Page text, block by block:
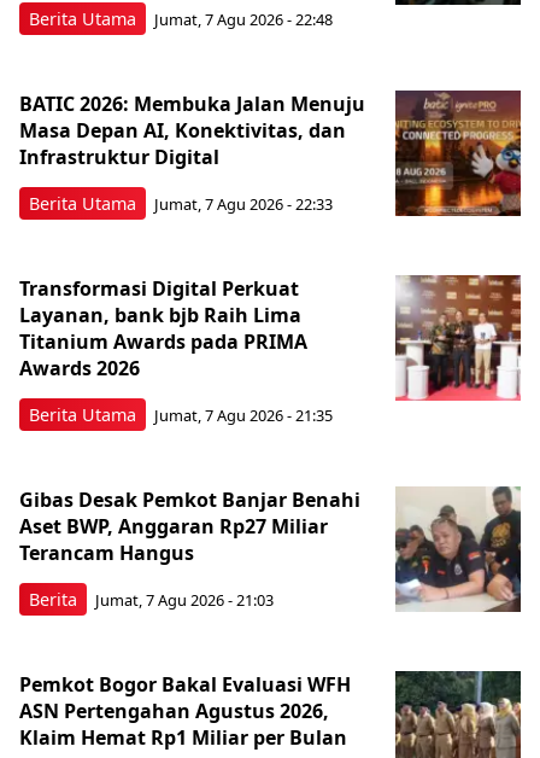
Berita Utama Jumat, 7 Agu 2026 - 22:48
Berita Utama
BATIC 2026: Membuka Jalan Menuju
Masa Depan AI, Konektivitas, dan
Infrastruktur Digital
Jumat, 7 Agu 2026 - 22:33
Berita Utama
Transformasi Digital Perkuat
Layanan, bank bjb Raih Lima
Titanium Awards pada PRIMA
Awards 2026
Jumat, 7 Agu 2026 - 21:35
Berita
Gibas Desak Pemkot Banjar Benahi
Aset BWP, Anggaran Rp27 Miliar
Terancam Hangus
Jumat, 7 Agu 2026 - 21:03
Pemkot Bogor Bakal Evaluasi WFH
ASN Pertengahan Agustus 2026,
Klaim Hemat Rp1 Miliar per Bulan